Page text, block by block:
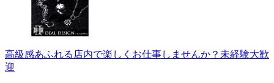
高級感あふれる店内で楽しくお仕事しませんか？未経験大歓
迎